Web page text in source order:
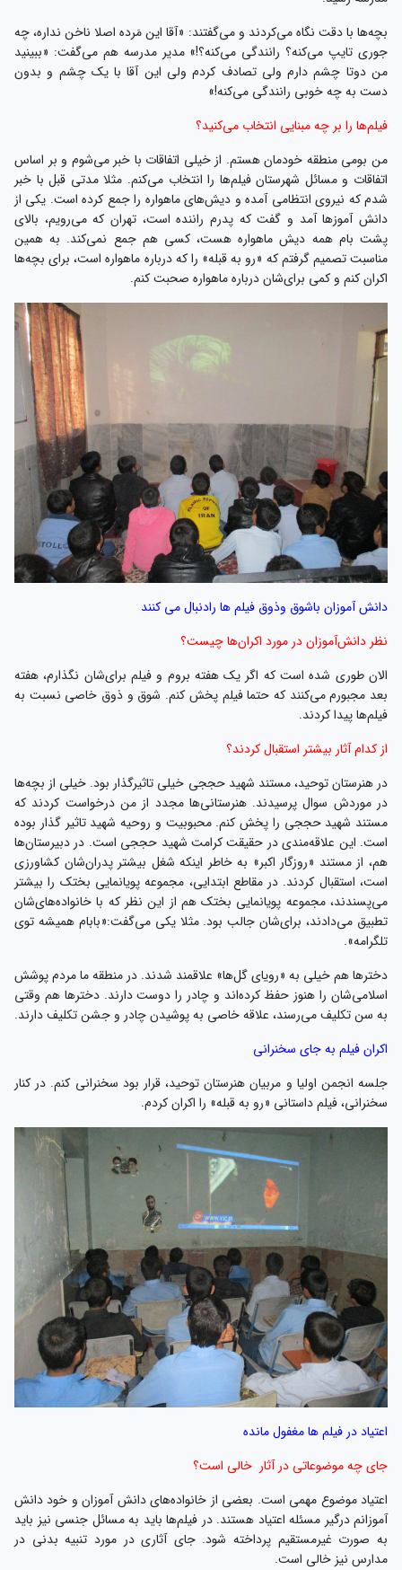
بچه‌ها با دقت نگاه می‌کردند و می‌گفتند: «آقا این مَرده اصلا ناخن نداره، چه
جوری تایپ می‌کنه؟ رانندگی می‌کنه؟!» مدیر مدرسه هم می‌گفت: «ببینید
من دوتا چشم دارم ولی تصادف کردم ولی این آقا با یک چشم و بدون
دست به چه خوبی رانندگی می‌کنه!»
فیلم‌ها را بر چه مبنایی انتخاب می‌کنید؟
من بومی منطقه خودمان هستم. از خیلی اتفاقات با خبر می‌شوم و بر اساس
اتفاقات و مسائل شهرستان فیلم‌ها را انتخاب می‌کنم. مثلا مدتی قبل با خبر
شدم که نیروی انتظامی آمده و دیش‌های ماهواره را جمع کرده است. یکی از
دانش آموز‌ها آمد و گفت که پدرم راننده است، تهران که می‌رویم، بالای
پشت بام‌ همه دیش ماهواره هست، کسی هم جمع نمی‌کند. به همین
مناسبت تصمیم گرفتم که «رو به قبله» را که درباره ماهواره است، برای بچه‌ها
اکران کنم و کمی برای‌شان درباره ماهواره صحبت کنم.
دانش آموزان باشوق وذوق فیلم ها رادنبال می کنند
نظر دانش‌آموزان در مورد اکران‌ها چیست؟
الان طوری شده است که اگر یک هفته بروم و فیلم برای‌شان نگذارم، هفته
بعد مجبورم می‌کنند که حتما فیلم پخش کنم. شوق و ذوق خاصی نسبت به
فیلم‌ها پیدا کردند.
از کدام آثار بیشتر استقبال کردند؟
در هنرستان توحید، مستند شهید حججی خیلی تاثیرگذار بود. خیلی از بچه‌ها
در موردش سوال پرسیدند. هنرستانی‌ها مجدد از من درخواست کردند که
مستند شهید حججی را پخش کنم. محبوبیت و روحیه شهید تاثیر گذار بوده
است. این علاقه‌مندی در حقیقت کرامت شهید حججی است. در دبیرستان‌ها
هم، از مستند «روزگار اکبر» به خاطر اینکه شغل بیشتر پدران‌شان کشاورزی
است، استقبال کردند. در مقاطع ابتدایی، مجموعه پویانمایی بختک را بیشتر
می‌پسندند، مجموعه پویانمایی بختک هم از این نظر که با خانواده‌های‌شان
تطبیق می‌دادند، برای‌شان جالب بود. مثلا یکی می‌گفت:«بابام همیشه توی
تلگرامه».
دختر‌ها هم خیلی به «رویای گل‌ها» علاقمند شدند. در منطقه ما مردم پوشش
اسلامی‌شان را هنوز حفظ کرده‌اند و چادر را دوست دارند. دختر‌ها هم وقتی
به سن تکلیف می‌رسند، علاقه خاصی به پوشیدن چادر و جشن تکلیف دارند.
اکران فیلم به جای سخنرانی
جلسه انجمن اولیا و مربیان هنرستان توحید، قرار بود سخنرانی کنم. در کنار
سخنرانی‌، فیلم داستانی «رو به قبله» را اکران کردم.
اعتیاد در فیلم ها مغفول مانده
جای چه موضوعاتی در آثار خالی است؟
اعتیاد موضوع مهمی است. بعضی از خانواده‌های دانش آموزان و خود دانش
آموزانم درگیر مسئله اعتیاد هستند. در فیلم‌ها باید به مسائل جنسی نیز باید
به صورت غیرمستقیم پرداخته شود. جای آثاری در مورد تنبیه بدنی در
مدارس نیز خالی است.